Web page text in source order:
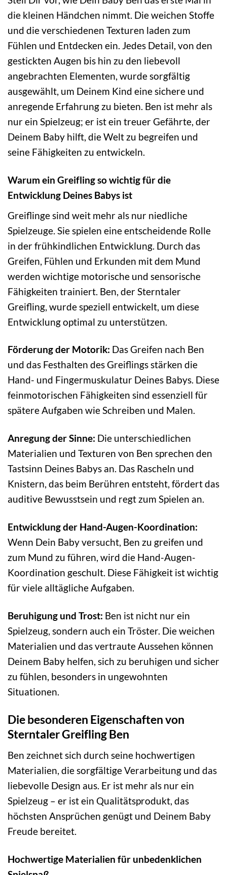
die kleinen Händchen nimmt. Die weichen Stoffe
und die verschiedenen Texturen laden zum
Fühlen und Entdecken ein. Jedes Detail, von den
gestickten Augen bis hin zu den liebevoll
angebrachten Elementen, wurde sorgfältig
ausgewählt, um Deinem Kind eine sichere und
anregende Erfahrung zu bieten. Ben ist mehr als
nur ein Spielzeug; er ist ein treuer Gefährte, der
Deinem Baby hilft, die Welt zu begreifen und
seine Fähigkeiten zu entwickeln.
Warum ein Greifling so wichtig für die
Entwicklung Deines Babys ist
Greiflinge sind weit mehr als nur niedliche
Spielzeuge. Sie spielen eine entscheidende Rolle
in der frühkindlichen Entwicklung. Durch das
Greifen, Fühlen und Erkunden mit dem Mund
werden wichtige motorische und sensorische
Fähigkeiten trainiert. Ben, der Sterntaler
Greifling, wurde speziell entwickelt, um diese
Entwicklung optimal zu unterstützen.
Förderung der Motorik: Das Greifen nach Ben
und das Festhalten des Greiflings stärken die
Hand- und Fingermuskulatur Deines Babys. Diese
feinmotorischen Fähigkeiten sind essenziell für
spätere Aufgaben wie Schreiben und Malen.
Anregung der Sinne: Die unterschiedlichen
Materialien und Texturen von Ben sprechen den
Tastsinn Deines Babys an. Das Rascheln und
Knistern, das beim Berühren entsteht, fördert das
auditive Bewusstsein und regt zum Spielen an.
Entwicklung der Hand-Augen-Koordination:
Wenn Dein Baby versucht, Ben zu greifen und
zum Mund zu führen, wird die Hand-Augen-
Koordination geschult. Diese Fähigkeit ist wichtig
für viele alltägliche Aufgaben.
Beruhigung und Trost: Ben ist nicht nur ein
Spielzeug, sondern auch ein Tröster. Die weichen
Materialien und das vertraute Aussehen können
Deinem Baby helfen, sich zu beruhigen und sicher
zu fühlen, besonders in ungewohnten
Situationen.
Die besonderen Eigenschaften von
Sterntaler Greifling Ben
Ben zeichnet sich durch seine hochwertigen
Materialien, die sorgfältige Verarbeitung und das
liebevolle Design aus. Er ist mehr als nur ein
Spielzeug – er ist ein Qualitätsprodukt, das
höchsten Ansprüchen genügt und Deinem Baby
Freude bereitet.
Hochwertige Materialien für unbedenklichen